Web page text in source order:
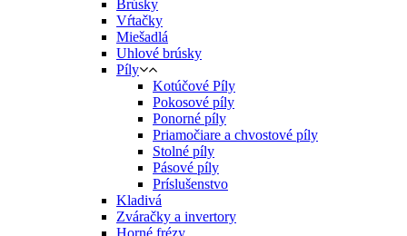
Brúsky
Vŕtačky
Miešadlá
Uhlové brúsky
Píly
Kotúčové Píly
Pokosové píly
Ponorné píly
Priamočiare a chvostové píly
Stolné píly
Pásové píly
Príslušenstvo
Kladivá
Zváračky a invertory